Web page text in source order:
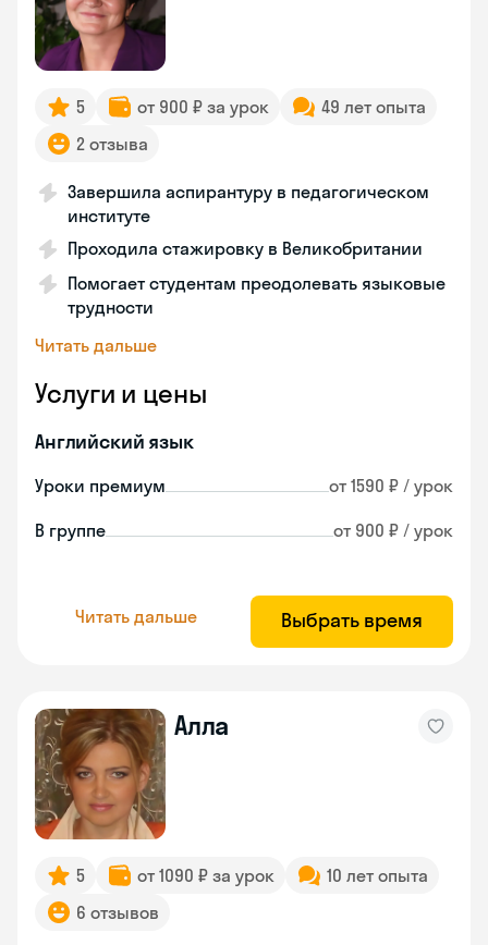
5 от 900 ₽ за урок
49 лет опыта
2 отзыва
Завершила аспирантуру в педагогическом
институте
Проходила стажировку в Великобритании
Помогает студентам преодолевать языковые
трудности
Читать дальше
Услуги и цены
Английский язык
Уроки премиум от 1590 ₽ / урок
В группе от 900 ₽ / урок
Читать дальше Выбрать время
Алла
5 от 1090 ₽ за урок
10 лет опыта
6 отзывов